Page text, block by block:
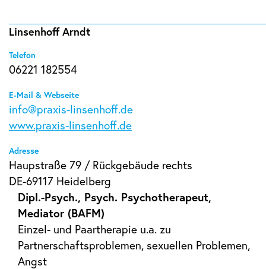
Linsenhoff Arndt
Telefon
06221 182554
E-Mail & Webseite
info@praxis-linsenhoff.de
www.praxis-linsenhoff.de
Adresse
Haupstraße 79 / Rückgebäude rechts
DE-69117 Heidelberg
Dipl.-Psych., Psych. Psychotherapeut,
Mediator (BAFM)
Einzel- und Paartherapie u.a. zu
Partnerschaftsproblemen, sexuellen Problemen,
Angst